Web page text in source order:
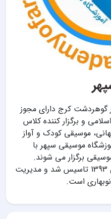
گوهردشت کرج دارای مجوز
و برگزار کننده کلاس
موسیقی کودک و آواز
موسیقی سپهر با
برگزار می شوند.
آموزشگاه موسیقی سپهر در سال 1393 تاسیس شد و مدیریت
است.